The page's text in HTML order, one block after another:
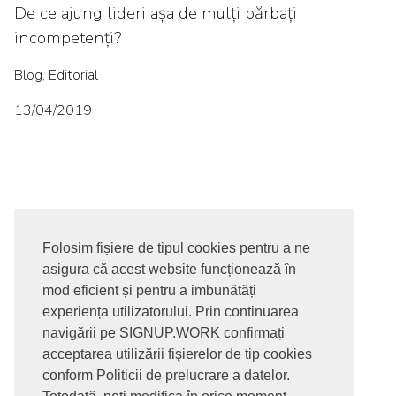
Folosim fișiere de tipul cookies pentru a ne
asigura că acest website funcționează în
mod eficient și pentru a imbunătăți
experiența utilizatorului. Prin continuarea
navigării pe SIGNUP.WORK confirmați
acceptarea utilizării fişierelor de tip cookies
conform Politicii de prelucrare a datelor.
De ce ajung lideri așa de mulți bărbați
incompetenți?
Blog, Editorial
13/04/2019
© 2017-2026. Toate drepturile rezervate
SIGNUPDOTWORK SRLTermeni si conditii | Politica de
confidentialitate | Politica de livrare si anulare comanda |
Politica GDPR